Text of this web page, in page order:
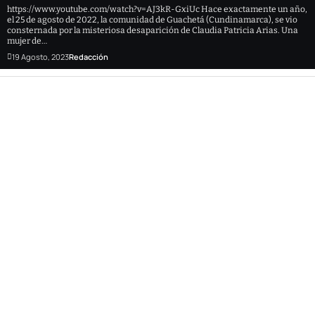
https://www.youtube.com/watch?v=AJ3kR-GxiUc Hace exactamente un año,
el 25 de agosto de 2022, la comunidad de Guachetá (Cundinamarca), se vio
consternada por la misteriosa desaparición de Claudia Patricia Arias. Una
mujer de…
19 Agosto, 2023Redacción